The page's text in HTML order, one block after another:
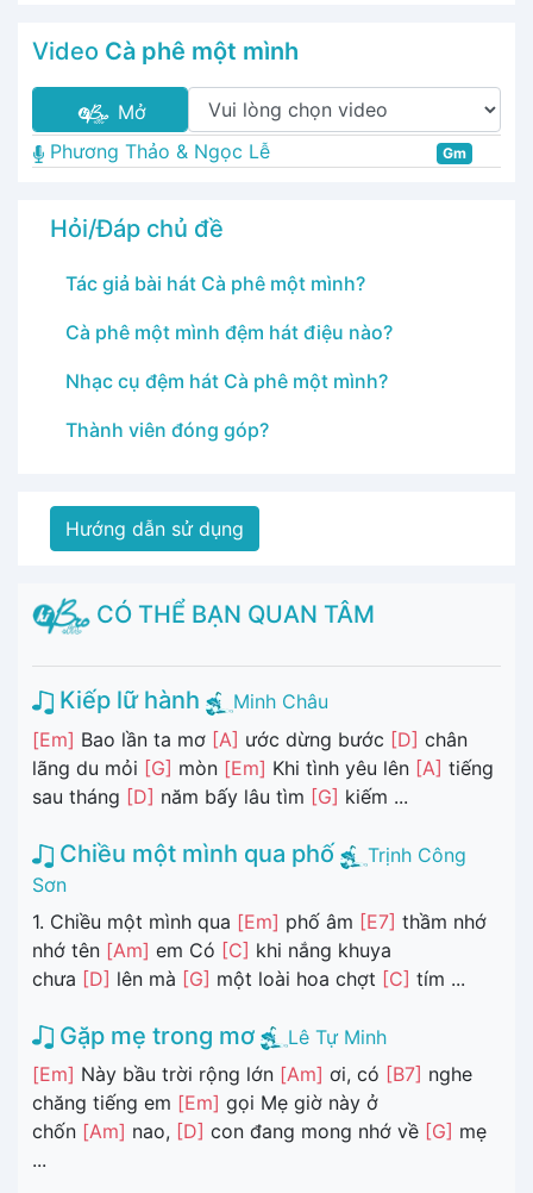
Video Cà phê một mình
Mở
Phương Thảo & Ngọc Lễ
Gm
Hỏi/Đáp chủ đề
Tác giả bài hát Cà phê một mình?
Cà phê một mình đệm hát điệu nào?
Nhạc cụ đệm hát Cà phê một mình?
Thành viên đóng góp?
Hướng dẫn sử dụng
CÓ THỂ BẠN QUAN TÂM
Kiếp lữ hành
Minh Châu
[Em] Bao lần ta mơ [A] ước dừng bước [D] chân
lãng du mỏi [G] mòn [Em] Khi tình yêu lên [A] tiếng
sau tháng [D] năm bấy lâu tìm [G] kiếm ...
Chiều một mình qua phố
Trịnh Công
Sơn
1. Chiều một mình qua [Em] phố âm [E7] thầm nhớ
nhớ tên [Am] em Có [C] khi nắng khuya
chưa [D] lên mà [G] một loài hoa chợt [C] tím ...
Gặp mẹ trong mơ
Lê Tự Minh
[Em] Này bầu trời rộng lớn [Am] ơi, có [B7] nghe
chăng tiếng em [Em] gọi Mẹ giờ này ở
chốn [Am] nao, [D] con đang mong nhớ về [G] mẹ
...